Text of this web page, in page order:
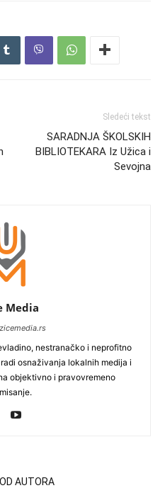
Sledeći tekst
SARADNJA ŠKOLSKIH
BIBLIOTEKARA Iz Užica i
Sevojna
Media
nestranačko i neprofitno
osnaživanja lokalnih medija i
objektivno i pravovremeno
AUTORA